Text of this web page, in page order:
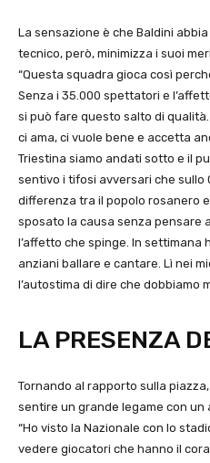
La sensazione è che Baldini
tecnico, però, minimizza i suoi
“Questa squadra gioca così
Senza i 35.000 spettatori e
si può fare questo salto di
ci ama, ci vuole bene e accetta
Triestina siamo andati sotto e il
sentivo i tifosi avversari che sullo
differenza tra il popolo rosanero
sposato la causa senza pensare
l’affetto che spinge. In settimana
anziani ballare e cantare. Lì nei
l’autostima di dire che dobbiamo
LA PRESENZA
Tornando al rapporto sulla
sentire un grande legame con
“Ho visto la Nazionale con lo
vedere giocatori che hanno il